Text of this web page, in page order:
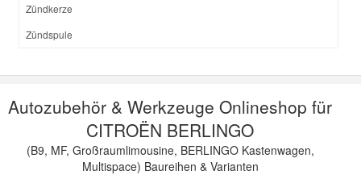
Zündkerze
Zündspule
Autozubehör & Werkzeuge Onlineshop für
CITROËN BERLINGO
(B9, MF, Großraumlimousine, BERLINGO Kastenwagen,
Multispace) Baureihen & Varianten